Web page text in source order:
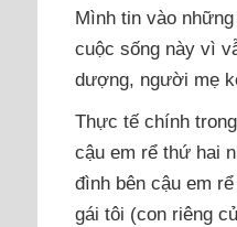
Mình tin vào
cuộc sống này vì
dượng, người mẹ
Thực tế chính
cậu em rể thứ hai
đình bên cậu em
gái tôi (con riêng